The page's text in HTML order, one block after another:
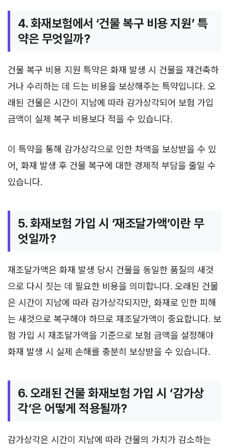
4. 화재보험에서 ‘건물 복구 비용 지원’ 특
약은 무엇일까?
건물 복구 비용 지원 특약은 화재 발생 시 건물을 재건축하
거나 수리하는 데 드는 비용을 보상해주는 특약입니다. 오
래된 건물은 시간이 지남에 따라 감가상각되어 보험 가입
금액이 실제 복구 비용보다 적을 수 있습니다.
이 특약을 통해 감가상각으로 인한 차액을 보상받을 수 있
어, 화재 발생 후 건물 복구에 대한 경제적 부담을 줄일 수
있습니다.
5. 화재보험 가입 시 ‘재조달가액’이란 무
엇일까?
재조달가액은 화재 발생 당시 건물을 동일한 품질의 새것
으로 다시 짓는 데 필요한 비용을 의미합니다. 오래된 건물
은 시간이 지남에 따라 감가상각되지만, 화재로 인한 피해
는 새것으로 복구해야 하므로 재조달가액이 중요합니다. 보
험 가입 시 재조달가액을 기준으로 보험 금액을 설정해야
화재 발생 시 실제 손해를 충분히 보상받을 수 있습니다.
6. 오래된 건물 화재보험 가입 시 ‘감가상
각’은 어떻게 적용될까?
감가상각은 시간이 지남에 따라 건물의 가치가 감소하는